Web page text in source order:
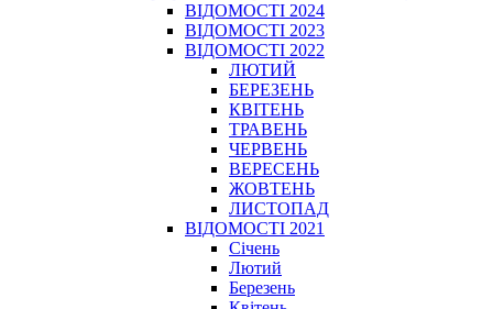
ВІДОМОСТІ 2024
ВІДОМОСТІ 2023
ВІДОМОСТІ 2022
ЛЮТИЙ
БЕРЕЗЕНЬ
КВІТЕНЬ
ТРАВЕНЬ
ЧЕРВЕНЬ
ВЕРЕСЕНЬ
ЖОВТЕНЬ
ЛИСТОПАД
ВІДОМОСТІ 2021
Січень
Лютий
Березень